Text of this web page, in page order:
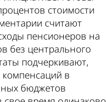
стоимости
считают
пенсионеров на
без центрального
подчеркивают,
компенсаций в
бюджетов